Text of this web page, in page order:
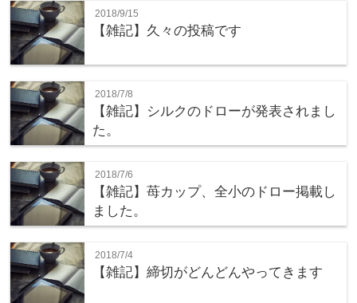
2018/9/15
【雑記】久々の投稿です
2018/7/8
【雑記】シルクのドローが発表されまし
た。
2018/7/6
【雑記】苺カップ、全小のドロー掲載し
ました。
2018/7/4
【雑記】締切がどんどんやってきます